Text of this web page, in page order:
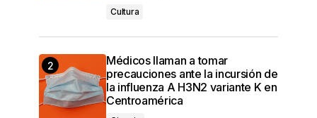
Cultura
Médicos llaman a tomar
precauciones ante la incursión de
la influenza A H3N2 variante K en
Centroamérica